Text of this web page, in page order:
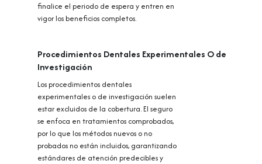
finalice el periodo de espera y entren en
vigor los beneficios completos.
Procedimientos Dentales Experimentales O de
Investigación
Los procedimientos dentales
experimentales o de investigación suelen
estar excluidos de la cobertura. El seguro
se enfoca en tratamientos comprobados,
por lo que los métodos nuevos o no
probados no están incluidos, garantizando
estándares de atención predecibles y